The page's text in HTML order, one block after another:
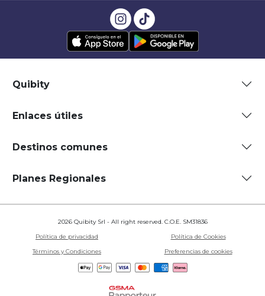
Quibity
Enlaces útiles
Destinos comunes
Planes Regionales
2026 Quibity Srl - All right reserved. C.O.E. SM31836
Política de privacidad
Política de Cookies
Términos y Condiciones
Preferencias de cookies